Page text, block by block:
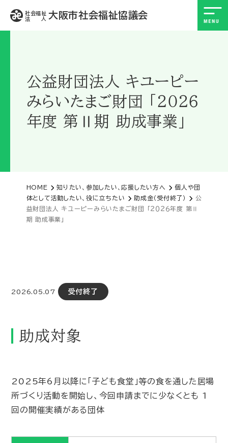
社会福祉
法 人
大阪市社会福祉協議会
公益財団法人 キユーピー
みらいたまご財団 「２０２６
年度 第Ⅱ期 助成事業」
HOME 知りたい、参加したい、応援したい方へ
個人や団
体として活動したい、役に立ちたい
助成金（受付終了）
公
益財団法人 キユーピーみらいたまご財団 「２０２６年度 第Ⅱ
期 助成事業」
2026.05.07 受付終了
助成対象
2025年6月以降に「子ども食堂」等の食を通した居場
所づくり活動を開始し、今回申請までに少なくとも 1
回の開催実績がある団体